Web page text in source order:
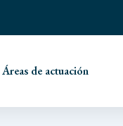
Áreas de actuación